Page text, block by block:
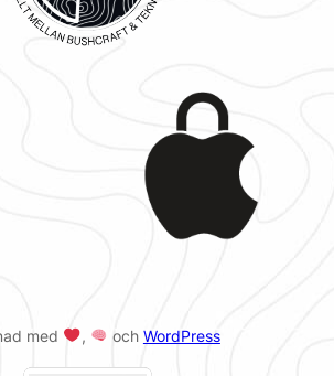
med , och WordPress